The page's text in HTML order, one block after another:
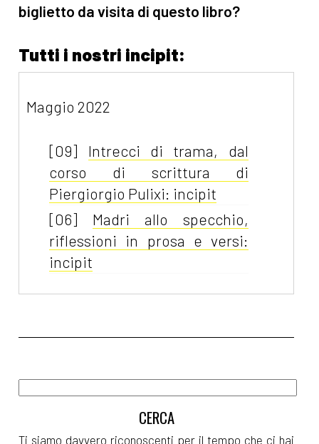
biglietto da visita di questo libro?
Tutti i nostri incipit:
Maggio 2022
[09] Intrecci di trama, dal
corso di scrittura di
Piergiorgio Pulixi: incipit
[06] Madri allo specchio,
riflessioni in prosa e versi:
incipit
Vannini: incipit
Marzo 2022
Ti siamo davvero riconoscenti per il tempo che ci hai